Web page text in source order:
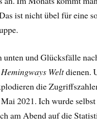
ist nicht übel für eine
unten und Glücksfälle
Hemingways Weltdienen.
die
2021. Ich wurde
am Abend auf die